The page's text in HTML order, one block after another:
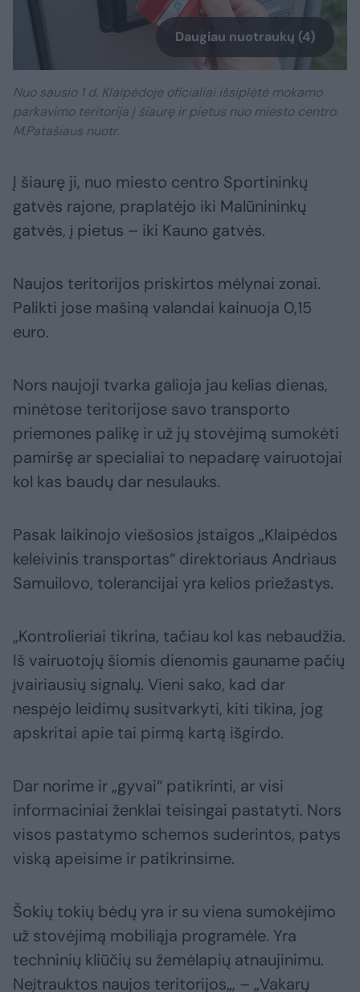
Daugiau nuotraukų (4)
Nuo sausio 1 d. Klaipėdoje oficialiai išsiplėtė mokamo
parkavimo teritorija į šiaurę ir pietus nuo miesto centro.
M.Patašiaus nuotr.
Į šiaurę ji, nuo miesto centro Sportininkų
gatvės rajone, praplatėjo iki Malūnininkų
gatvės, į pietus – iki Kauno gatvės.
Naujos teritorijos priskirtos mėlynai zonai.
Palikti jose mašiną valandai kainuoja 0,15
euro.
Nors naujoji tvarka galioja jau kelias dienas,
minėtose teritorijose savo transporto
priemones palikę ir už jų stovėjimą sumokėti
pamiršę ar specialiai to nepadarę vairuotojai
kol kas baudų dar nesulauks.
Pasak laikinojo viešosios įstaigos „Klaipėdos
keleivinis transportas“ direktoriaus Andriaus
Samuilovo, tolerancijai yra kelios priežastys.
„Kontrolieriai tikrina, tačiau kol kas nebaudžia.
Iš vairuotojų šiomis dienomis gauname pačių
įvairiausių signalų. Vieni sako, kad dar
nespėjo leidimų susitvarkyti, kiti tikina, jog
apskritai apie tai pirmą kartą išgirdo.
Dar norime ir „gyvai“ patikrinti, ar visi
informaciniai ženklai teisingai pastatyti. Nors
visos pastatymo schemos suderintos, patys
viską apeisime ir patikrinsime.
Šokių tokių bėdų yra ir su viena sumokėjimo
už stovėjimą mobiliąja programėle. Yra
techninių kliūčių su žemėlapių atnaujinimu.
Neįtrauktos naujos teritorijos„, – „Vakarų